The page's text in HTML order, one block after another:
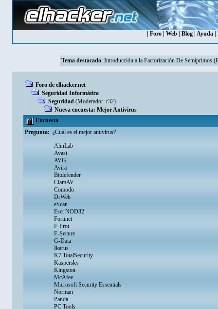
Foro| Web| Blog| Ayuda|
Tema destacado: Introducción a la Factorización De Semiprimos
Foro de elhacker.net
Seguridad Informática
Seguridad (Moderador: r32)
Nueva encuesta: Mejor Antivirus
Encuesta
Pregunta: ¿Cuál es el mejor antivirus?
AhnLab
Avast
AVG
Avira
Bitdefender
ClamAV
Comodo
DrWeb
eScan
Eset NOD32
Fortinet
F-Prot
F-Secure
G-Data
Ikarus
K7 TotalSecurity
Kaspersky
Kingston
McAfee
Microsoft Security Essentials
Norman
Panda
PC Tools